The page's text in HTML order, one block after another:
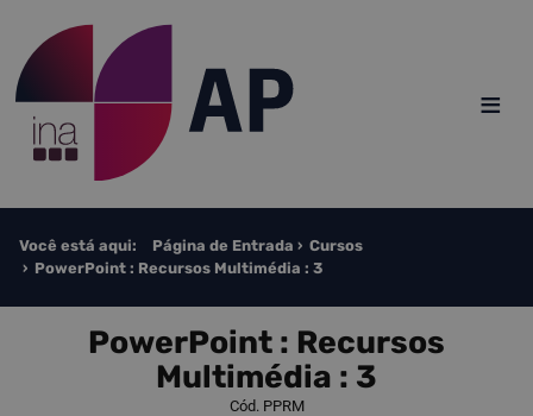
≡
Você está aqui: Página de Entrada
Cursos
PowerPoint : Recursos Multimédia : 3
PowerPoint : Recursos
Multimédia : 3
Cód. PPRM